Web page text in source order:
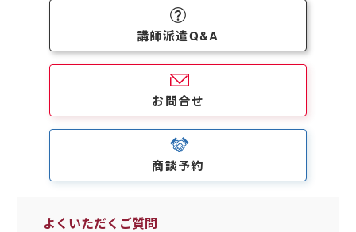
講師派遣Q&A
お問合せ
商談予約
よくいただくご質問